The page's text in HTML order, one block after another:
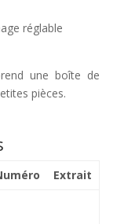
réglable
une boîte de
pièces.
Extrait